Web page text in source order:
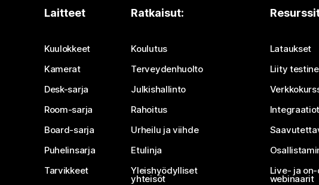
Tarvitsetko vastauksen?
Lähetä kysymys
Laitteet
Kuulokkeet
Kamerat
Desk-sarja
Room-sarja
Board-sarja
Puhelinsarja
Tarvikkeet
Ratkaisut:
Koulutus
Terveydenhuolto
Julkishallinto
Rahoitus
Urheilu ja viihde
Etulinja
Yleishyödylliset
yhteisöt
Lataukset
Liity
Integraatiot
Live- ja
webinaarit